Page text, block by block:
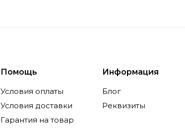
Помощь
Условия оплаты
Условия доставки
Гарантия на товар
Информация
Блог
Реквизиты